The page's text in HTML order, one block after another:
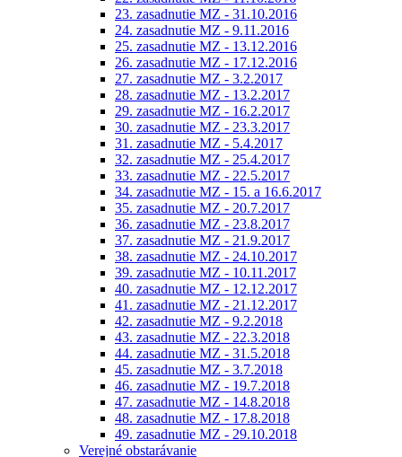
23. zasadnutie MZ - 31.10.2016
24. zasadnutie MZ - 9.11.2016
25. zasadnutie MZ - 13.12.2016
26. zasadnutie MZ - 17.12.2016
27. zasadnutie MZ - 3.2.2017
28. zasadnutie MZ - 13.2.2017
29. zasadnutie MZ - 16.2.2017
30. zasadnutie MZ - 23.3.2017
31. zasadnutie MZ - 5.4.2017
32. zasadnutie MZ - 25.4.2017
33. zasadnutie MZ - 22.5.2017
34. zasadnutie MZ - 15. a 16.6.2017
35. zasadnutie MZ - 20.7.2017
36. zasadnutie MZ - 23.8.2017
37. zasadnutie MZ - 21.9.2017
38. zasadnutie MZ - 24.10.2017
39. zasadnutie MZ - 10.11.2017
40. zasadnutie MZ - 12.12.2017
41. zasadnutie MZ - 21.12.2017
42. zasadnutie MZ - 9.2.2018
43. zasadnutie MZ - 22.3.2018
44. zasadnutie MZ - 31.5.2018
45. zasadnutie MZ - 3.7.2018
46. zasadnutie MZ - 19.7.2018
47. zasadnutie MZ - 14.8.2018
48. zasadnutie MZ - 17.8.2018
49. zasadnutie MZ - 29.10.2018
Verejné obstarávanie